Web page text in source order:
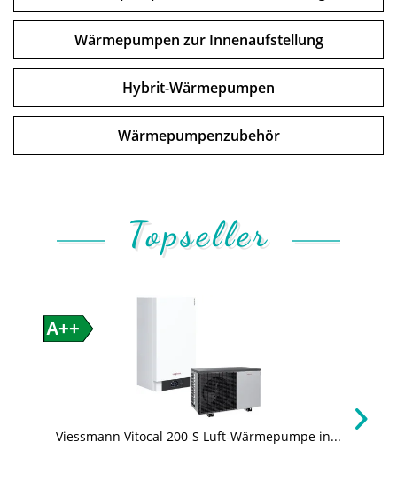
Wärmepumpen zur Innenaufstellung
Hybrit-Wärmepumpen
Wärmepumpenzubehör
Topseller
A++
Viessmann Vitocal 200-S Luft-Wärmepumpe in...